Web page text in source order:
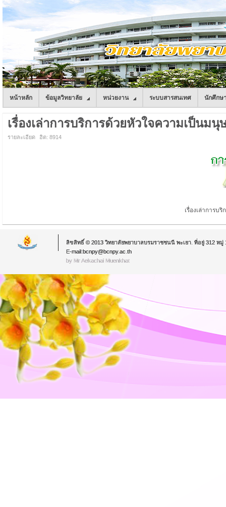
หน้าหลัก ข้อมูลวิทยาลัย หน่วยงาน ระบบสารสนเทศ นักศึกษ
เรื่องเล่าการบริการด้วยหัวใจความเป็นม
รายละเอียด ฮิต: 8914
เรื่องเล่าการบ
ลิขสิทธิ์ © 2013 วิทยาลัยพยาบาลบรมราชชนนี พะเยา. ที่อยู่ 312 หมู่
E-mail:bcnpy@bcnpy.ac.th
by Mr.Aekachai Muenkhat